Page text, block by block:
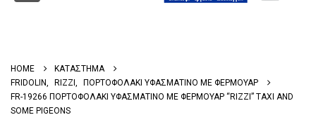
HOME
ΚΑΤΑΣΤΗΜΑ
FRIDOLIN
RIZZI
ΠΟΡΤΟΦΟΛΑΚΙ ΥΦΑΣΜΑΤΙΝΟ ΜΕ ΦΕΡΜΟΥΑΡ
FR-19266 ΠΟΡΤΟΦΟΛΑΚΙ ΥΦΑΣΜΑΤΙΝΟ ΜΕ ΦΕΡΜΟΥΑΡ “RΙΖΖΙ” TAXI AND
SOME PIGEONS